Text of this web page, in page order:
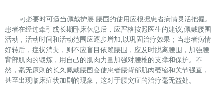
e)必要时可适当佩戴护腰:腰围的使用应根据患者病情灵活把握。
患者在经过牵引或长期卧床休息后，应严格按照医生的建议,佩戴腰围
活动，活动时间和活动范围应逐步增加,以巩固治疗效果；当患者病情
好转后，症状消失，则不应盲目依赖腰围，应及时脱离腰围，加强腰
背部肌肉的锻炼，用自己的肌肉力量加强对腰椎的支撑和保护。不
然，毫无原则的长久佩戴腰围会使患者腰背部肌肉萎缩和关节强直，
甚至出现临床症状加剧的现象，这对于腰突症的治疗毫无益处。